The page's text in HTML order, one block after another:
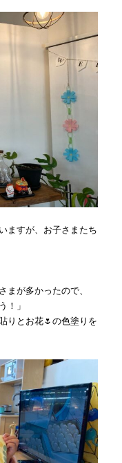
ますが、お子さまたち
まが多かったので、
！」
りとお花🌷の色塗りを